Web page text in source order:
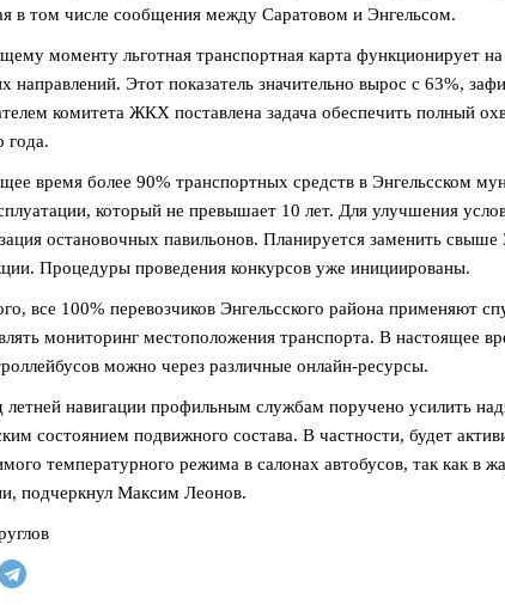
в том числе сообщения между Саратовом и Энгельсом.
моменту льготная транспортная карта функционирует
направлений. Этот показатель значительно вырос с 63%,
комитета ЖКХ поставлена задача обеспечить полный
года.
время более 90% транспортных средств в Энгельсском
который не превышает 10 лет. Для улучшения
остановочных павильонов. Планируется заменить
Процедуры проведения конкурсов уже инициированы.
все 100% перевозчиков Энгельсского района применяют
мониторинг местоположения транспорта. В настоящее
можно через различные онлайн-ресурсы.
летней навигации профильным службам поручено усилить
состоянием подвижного состава. В частности, будет
температурного режима в салонах автобусов, так как в
подчеркнул Максим Леонов.